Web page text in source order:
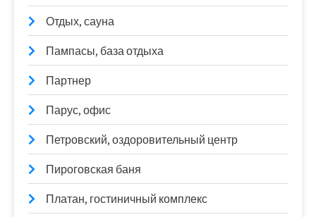
Отдых, сауна
Пампасы, база отдыха
Партнер
Парус, офис
Петровский, оздоровительный центр
Пироговская баня
Платан, гостиничный комплекс